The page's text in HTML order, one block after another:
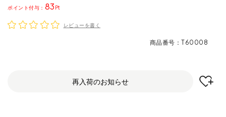
83
ポイント
レビューを書く
商品番号 T60008
再入荷のお知らせ